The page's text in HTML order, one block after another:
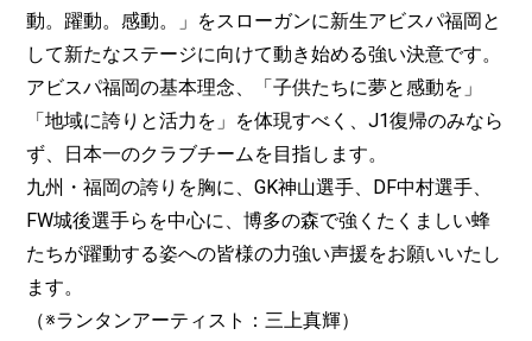
動。躍動。感動。」をスローガンに新生アビスパ福岡と
して新たなステージに向けて動き始める強い決意です。
アビスパ福岡の基本理念、「子供たちに夢と感動を」
「地域に誇りと活力を」を体現すべく、J1復帰のみなら
ず、日本一のクラブチームを目指します。
九州・福岡の誇りを胸に、GK神山選手、DF中村選手、
FW城後選手らを中心に、博多の森で強くたくましい蜂
たちが躍動する姿への皆様の力強い声援をお願いいたし
ます。
（※ランタンアーティスト：三上真輝）